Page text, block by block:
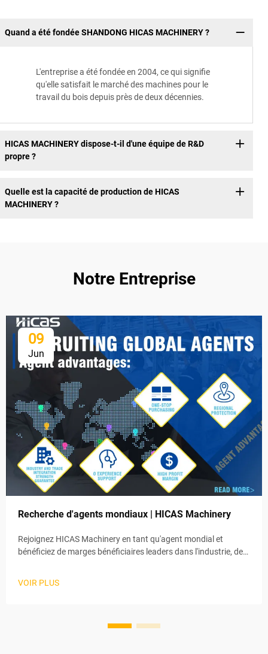
Quand a été fondée SHANDONG HICAS MACHINERY ?
L'entreprise a été fondée en 2004, ce qui signifie
qu'elle satisfait le marché des machines pour le
travail du bois depuis près de deux décennies.
HICAS MACHINERY dispose-t-il d'une équipe de R&D
propre ?
Quelle est la capacité de production de HICAS
MACHINERY ?
Notre Entreprise
09
Jun
Recherche d'agents mondiaux | HICAS Machinery
Rejoignez HICAS Machinery en tant qu'agent mondial et
bénéficiez de marges bénéficiaires leaders dans l'industrie, de
VOIR PLUS